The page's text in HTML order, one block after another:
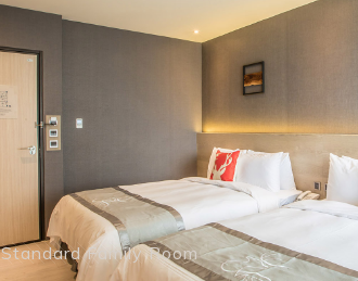
Standard Family Room